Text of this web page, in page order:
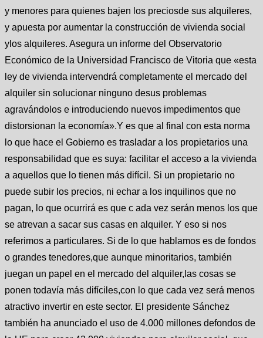
y menores para quienes bajen los preciosde sus alquileres,
y apuesta por aumentar la construcción de vivienda social
ylos alquileres. Asegura un informe del Observatorio
Económico de la Universidad Francisco de Vitoria que «esta
ley de vivienda intervendrá completamente el mercado del
alquiler sin solucionar ninguno desus problemas
agravándolos e introduciendo nuevos impedimentos que
distorsionan la economía».Y es que al final con esta norma
lo que hace el Gobierno es trasladar a los propietarios una
responsabilidad que es suya: facilitar el acceso a la vivienda
a aquellos que lo tienen más difícil. Si un propietario no
puede subir los precios, ni echar a los inquilinos que no
pagan, lo que ocurrirá es que c ada vez serán menos los que
se atrevan a sacar sus casas en alquiler. Y eso si nos
referimos a particulares. Si de lo que hablamos es de fondos
o grandes tenedores,que aunque minoritarios, también
juegan un papel en el mercado del alquiler,las cosas se
ponen todavía más difíciles,con lo que cada vez será menos
atractivo invertir en este sector. El presidente Sánchez
también ha anunciado el uso de 4.000 millones defondos de